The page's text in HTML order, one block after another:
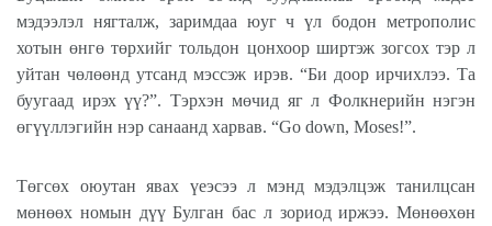
мэдээлэл нягталж, заримдаа юуг ч үл бодон метрополис
хотын өнгө төрхийг тольдон цонхоор ширтэж зогсох тэр л
уйтан чөлөөнд утсанд мэссэж ирэв. “Би доор ирчихлээ. Та
буугаад ирэх үү?”. Тэрхэн мөчид яг л Фолкнерийн нэгэн
өгүүллэгийн нэр санаанд харвав. “Go down, Moses!”.
Төгсөх оюутан явах үеэсээ л мэнд мэдэлцэж танилцсан
мөнөөх номын дүү Булган бас л зориод иржээ. Мөнөөхөн